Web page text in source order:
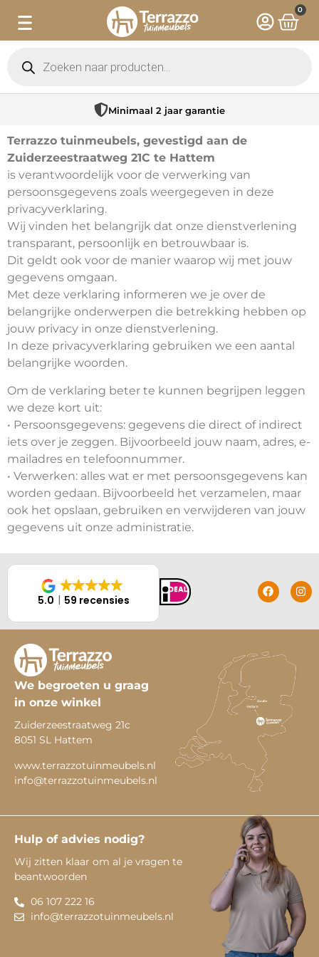
0
Minimaal 2 jaar garantie
Terrazzo tuinmeubels, gevestigd aan de
Zuiderzeestraatweg 21C te Hattem
is verantwoordelijk voor de verwerking van
persoonsgegevens zoals weergegeven in deze
privacyverklaring.
Wij vinden het belangrijk dat onze dienstverlening
transparant, persoonlijk en betrouwbaar is.
Dit geldt ook voor de manier waarop wij met jouw
gegevens omgaan.
Met deze verklaring informeren we je over de
belangrijke onderwerpen die betrekking hebben op
jouw privacy in onze dienstverlening.
In deze privacyverklaring gebruiken we een aantal
belangrijke woorden.
Om de verklaring beter te kunnen begrijpen leggen
we deze kort uit:
• Persoonsgegevens: gegevens die direct of indirect
iets over je zeggen. Bijvoorbeeld jouw naam, adres, e-
mailadres en telefoonnummer.
• Verwerken: alles wat er met persoonsgegevens kan
worden gedaan. Bijvoorbeeld het verzamelen, maar
ook het opslaan, gebruiken en verwijderen van jouw
gegevens uit onze administratie.
5.0 59 recensies
We begroeten u graag
in onze winkel
Zuiderzeestraatweg 21c
8051 SL Hattem
www.terrazzotuinmeubels.nl
info@terrazzotuinmeubels.nl
Hulp of advies nodig?
Wij zitten klaar om al je vragen te
beantwoorden
06 107 222 16
info@terrazzotuinmeubels.nl